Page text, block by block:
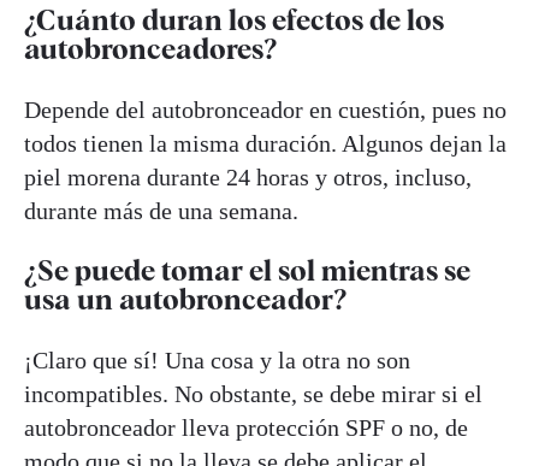
¿Cuánto duran los efectos de los
autobronceadores?
Depende del autobronceador en cuestión, pues no
todos tienen la misma duración. Algunos dejan la
piel morena durante 24 horas y otros, incluso,
durante más de una semana.
¿Se puede tomar el sol mientras se
usa un autobronceador?
¡Claro que sí! Una cosa y la otra no son
incompatibles. No obstante, se debe mirar si el
autobronceador lleva protección SPF o no, de